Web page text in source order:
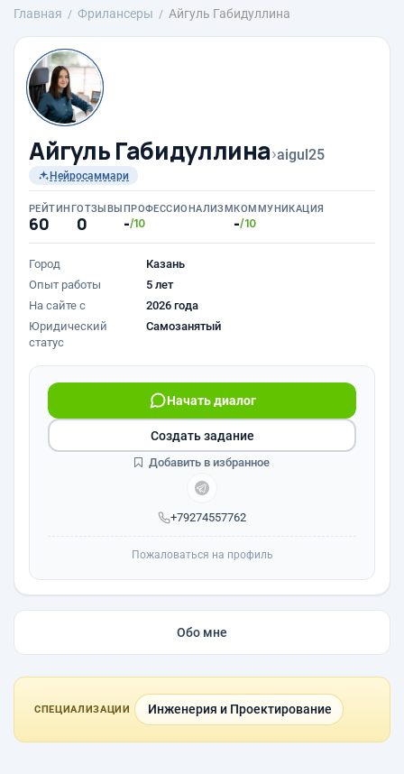
Главная Фрилансеры Айгуль Габидуллина
Айгуль Габидуллина›aigul25
Нейросаммари
РЕЙТИНГ
60
ОТЗЫВЫ
0
ПРОФЕССИОНАЛИЗМ
-/10
КОММУНИКАЦИЯ
-/10
Город
Казань
Опыт работы
5 лет
На сайте с
2026 года
Юридический
статус
Самозанятый
+79274557762
Начать диалог
Создать задание
Добавить в избранное
Пожаловаться на профиль
Обо мне
СПЕЦИАЛИЗАЦИИ Инженерия и Проектирование